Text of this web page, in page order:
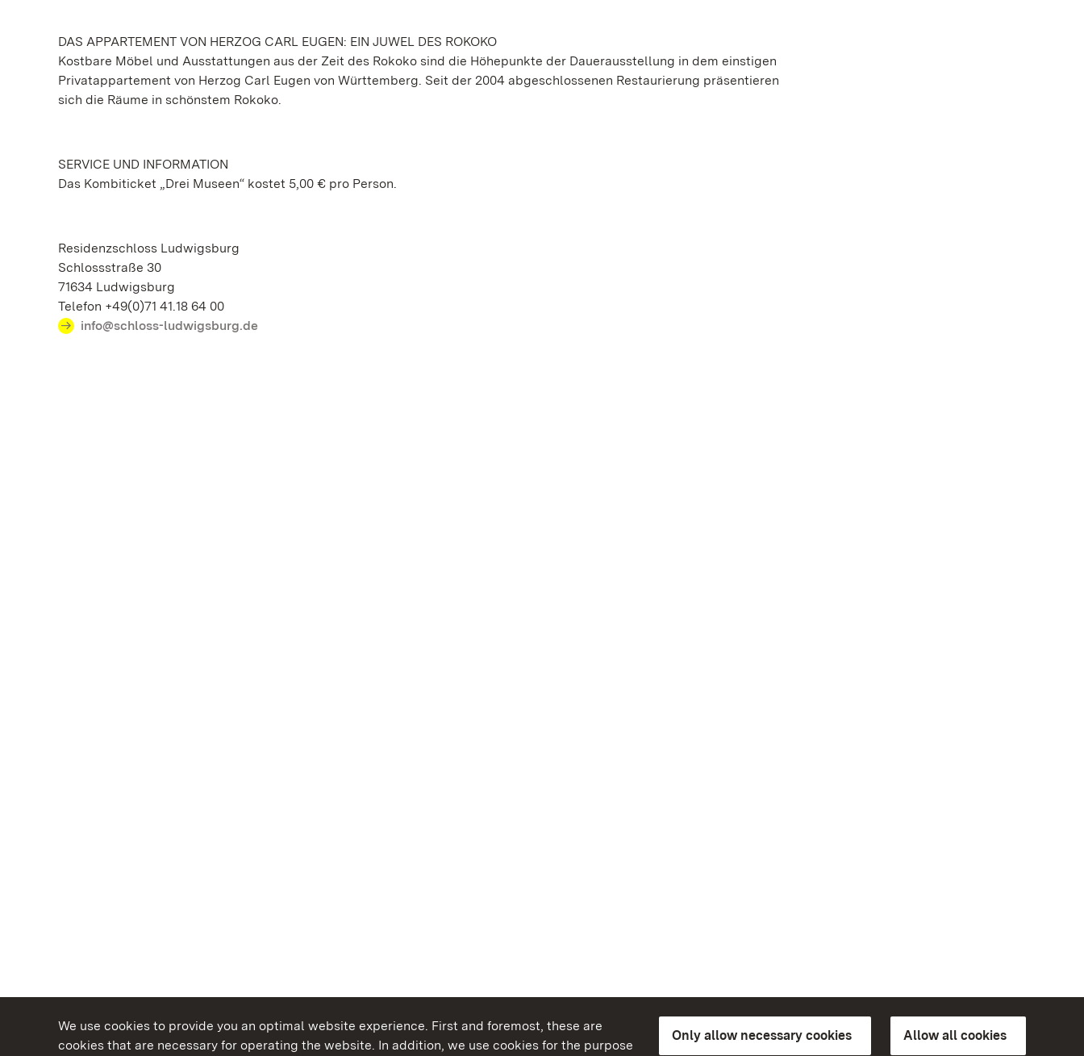
We use cookies to provide you an optimal website experience. First and foremost, these are
cookies that are necessary for operating the website. In addition, we use cookies for the purpose
Only allow necessary cookies Allow all cookies
DAS APPARTEMENT VON HERZOG CARL EUGEN: EIN JUWEL DES ROKOKO
Kostbare Möbel und Ausstattungen aus der Zeit des Rokoko sind die Höhepunkte der Dauerausstellung in dem einstigen
Privatappartement von Herzog Carl Eugen von Württemberg. Seit der 2004 abgeschlossenen Restaurierung präsentieren
sich die Räume in schönstem Rokoko.
SERVICE UND INFORMATION
Das Kombiticket „Drei Museen“ kostet 5,00 € pro Person.
Residenzschloss Ludwigsburg
Schlossstraße 30
71634 Ludwigsburg
Telefon +49(0)71 41.18 64 00
info@schloss-ludwigsburg.de